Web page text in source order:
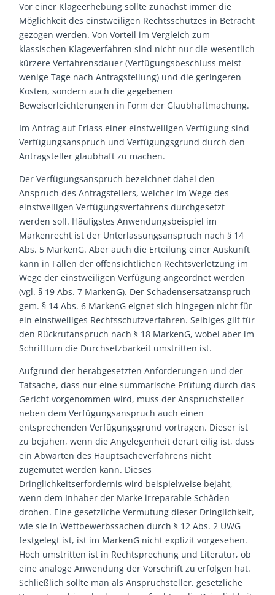
Vor einer Klageerhebung sollte zunächst immer die
Möglichkeit des einstweiligen Rechtsschutzes in Betracht
gezogen werden. Von Vorteil im Vergleich zum
klassischen Klageverfahren sind nicht nur die wesentlich
kürzere Verfahrensdauer (Verfügungsbeschluss meist
wenige Tage nach Antragstellung) und die geringeren
Kosten, sondern auch die gegebenen
Beweiserleichterungen in Form der Glaubhaftmachung.
Im Antrag auf Erlass einer einstweiligen Verfügung sind
Verfügungsanspruch und Verfügungsgrund durch den
Antragsteller glaubhaft zu machen.
Der Verfügungsanspruch bezeichnet dabei den
Anspruch des Antragstellers, welcher im Wege des
einstweiligen Verfügungsverfahrens durchgesetzt
werden soll. Häufigstes Anwendungsbeispiel im
Markenrecht ist der Unterlassungsanspruch nach § 14
Abs. 5 MarkenG. Aber auch die Erteilung einer Auskunft
kann in Fällen der offensichtlichen Rechtsverletzung im
Wege der einstweiligen Verfügung angeordnet werden
(vgl. § 19 Abs. 7 MarkenG). Der Schadensersatzanspruch
gem. § 14 Abs. 6 MarkenG eignet sich hingegen nicht für
ein einstweiliges Rechtsschutzverfahren. Selbiges gilt für
den Rückrufanspruch nach § 18 MarkenG, wobei aber im
Schrifttum die Durchsetzbarkeit umstritten ist.
Aufgrund der herabgesetzten Anforderungen und der
Tatsache, dass nur eine summarische Prüfung durch das
Gericht vorgenommen wird, muss der Anspruchsteller
neben dem Verfügungsanspruch auch einen
entsprechenden Verfügungsgrund vortragen. Dieser ist
zu bejahen, wenn die Angelegenheit derart eilig ist, dass
ein Abwarten des Hauptsacheverfahrens nicht
zugemutet werden kann. Dieses
Dringlichkeitserfordernis wird beispielweise bejaht,
wenn dem Inhaber der Marke irreparable Schäden
drohen. Eine gesetzliche Vermutung dieser Dringlichkeit,
wie sie in Wettbewerbssachen durch § 12 Abs. 2 UWG
festgelegt ist, ist im MarkenG nicht explizit vorgesehen.
Hoch umstritten ist in Rechtsprechung und Literatur, ob
eine analoge Anwendung der Vorschrift zu erfolgen hat.
Schließlich sollte man als Anspruchsteller, gesetzliche